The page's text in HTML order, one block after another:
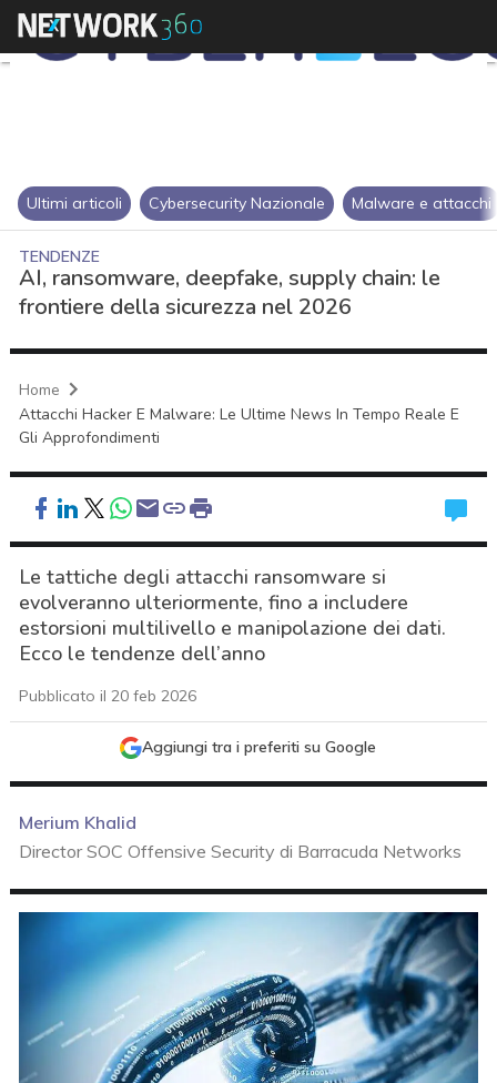
Ultimi articoli Cybersecurity Nazionale Malware e attacchi
TENDENZE
AI, ransomware, deepfake, supply chain: le
frontiere della sicurezza nel 2026
Home
Attacchi Hacker E Malware: Le Ultime News In Tempo Reale E
Gli Approfondimenti
Le tattiche degli attacchi ransomware si
evolveranno ulteriormente, fino a includere
estorsioni multilivello e manipolazione dei dati.
Ecco le tendenze dell’anno
Pubblicato il 20 feb 2026
Aggiungi tra i preferiti su Google
Merium Khalid
Director SOC Offensive Security di Barracuda Networks